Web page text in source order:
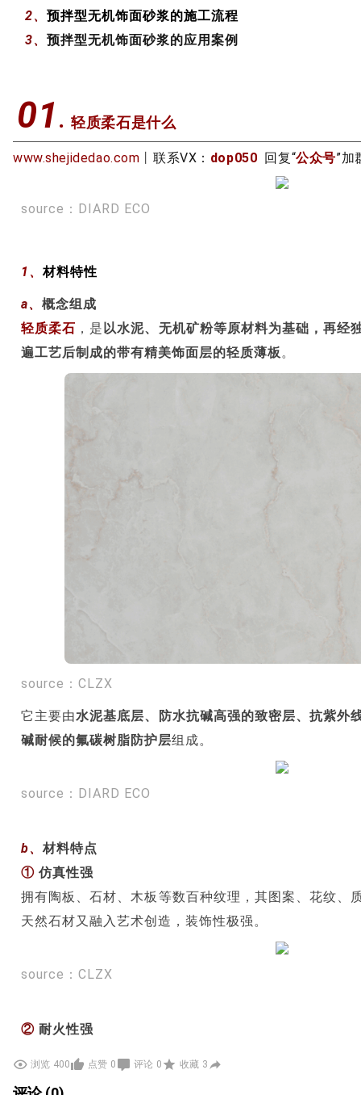
2、 预拌型无机饰面砂浆的施工流程
3、 预拌型无机饰面砂浆的应用案例
01.轻质柔石是什么
www.shejidedao.com 联系VX： dop050 回复“公众号”加
source：DIARD ECO
1、材料特性
a、 概念组成
轻质柔石 ，是以水泥、无机矿粉等原材料为基础，再经
遍工艺后制成的带有精美饰面层的轻质薄板。
source：CLZX
它主要由水泥基底层、防水抗碱高强的致密层、抗紫外
碱耐候的氟碳树脂防护层组成。
source：DIARD ECO
b、 材料特点
① 仿真性强
拥有陶板、石材、木板等数百种纹理，其图案、花纹、
天然石材又融入艺术创造，装饰性极强。
source：CLZX
② 耐火性强
浏览 400 点赞 0 评论 0 收藏 3